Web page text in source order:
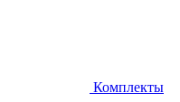
Комплекты